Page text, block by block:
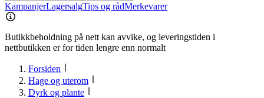
KampanjerLagersalgTips og rådMerkevarer
Butikkbeholdning på nett kan avvike, og leveringstiden i
nettbutikken er for tiden lengre enn normalt
Forsiden
Hage og uterom
Dyrk og plante